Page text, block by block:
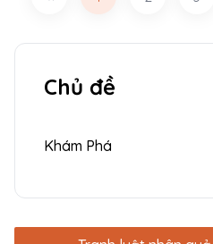
Chủ đề
Khám Phá